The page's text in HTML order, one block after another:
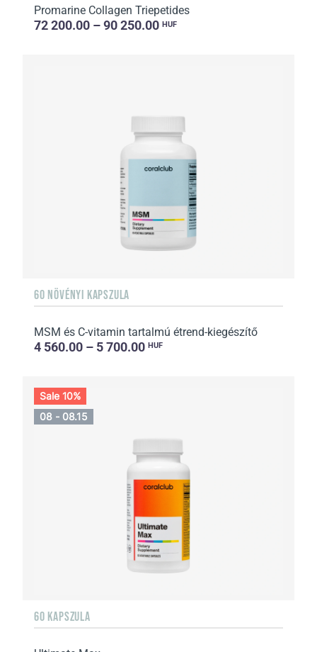
Promarine Collagen Triepetides
72 200.00 – 90 250.00 HUF
60 NÖVÉNYI KAPSZULA
MSM és C-vitamin tartalmú étrend-kiegészítő
4 560.00 – 5 700.00 HUF
Sale 10%
08 - 08.15
60 KAPSZULA